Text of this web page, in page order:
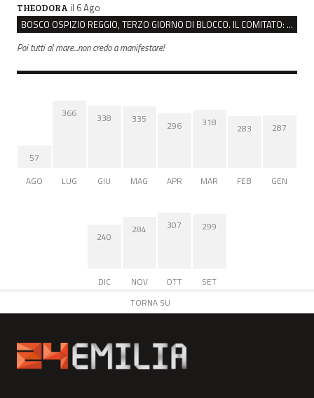
THEODORA il 6 Ago
BOSCO OSPIZIO REGGIO, TERZO GIORNO DI BLOCCO. IL COMITATO: “PRESIDIO FINO A VENERDÌ”
Poi tutti al mare...non credo a manifestare!
57
AGO
366
LUG
338
GIU
335
MAG
296
APR
318
MAR
283
FEB
287
GEN
240
DIC
284
NOV
307
OTT
299
SET
TORNA SU